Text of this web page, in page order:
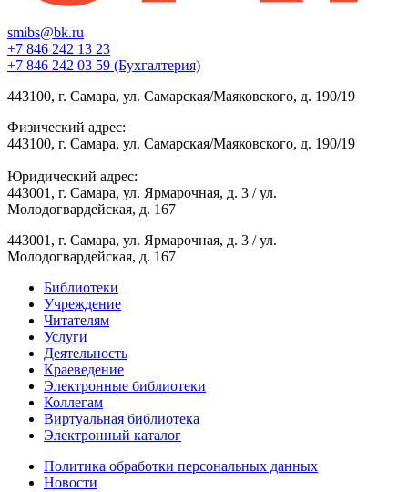
smibs@bk.ru
+7 846 242 13 23
+7 846 242 03 59 (Бухгалтерия)
443100, г. Самара, ул. Самарская/Маяковского, д. 190/19
Физический адрес:
443100, г. Самара, ул. Самарская/Маяковского, д. 190/19
Юридический адрес:
443001, г. Самара, ул. Ярмарочная, д. 3 / ул.
Молодогвардейская, д. 167
443001, г. Самара, ул. Ярмарочная, д. 3 / ул.
Молодогвардейская, д. 167
Библиотеки
Учреждение
Читателям
Услуги
Деятельность
Краеведение
Электронные библиотеки
Коллегам
Виртуальная библиотека
Электронный каталог
Политика обработки персональных данных
Новости